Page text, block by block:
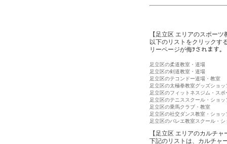
【足立区 エリアのスポー
以下のリストをクリックす
リーページが侮ｦされます。
足立区の柔道教室・道場
足立区の剣道教室・道場
足立区のテコンドー道場・教室
足立区の太極拳教室グッズショッ
足立区のフィットネスジム・スポ
足立区のテニススクール・ショッ
足立区の乗馬クラブ・教室
足立区の社交ダンス教室・ショッ
足立区のバレエ教室スクール・シ
【足立区 エリアのカルチ
下記のリストは、カルチャ